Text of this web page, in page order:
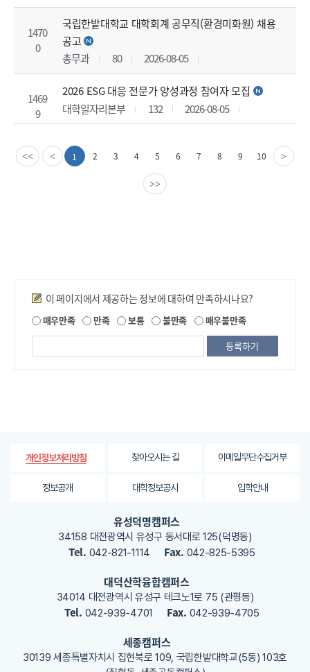
1470
0
국립한밭대학교 대학회계 공무직(환경미화원) 채용
공고
총무과
80 2026-08-05
1469
9
2026 ESG 대응 전문가 양성과정 참여자 모집
대학일자리본부
132 2026-08-05
<< <이
전
1 2 3 4 5 6 7 8 9 10 > 다
음
>>
만족도조사
이 페이지에서 제공하는 정보에 대하여 만족하시나요?
매우만족 만족 보통 불만족 매우불만족
되
는
가
용
해
주
개인정보처리방침 찾아오시는 길 이메일무단수집거부
정보공개 대학정보공시 입학안내
유성덕명캠퍼스
34158 대전광역시 유성구 동서대로 125(덕명동)
Tel. 042-821-1114 Fax. 042-825-5395
대덕산학융합캠퍼스
34014 대전광역시 유성구 테크노1로 75 (관평동)
Tel. 042-939-4701 Fax. 042-939-4705
세종캠퍼스
30139 세종특별자치시 집현북로 109, 국립한밭대학교(5동) 103호